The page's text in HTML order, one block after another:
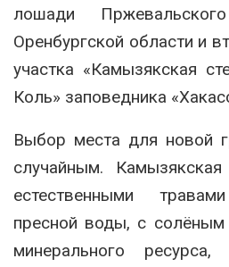
лошади
Оренбургской области и
участка «Камызякская
Коль» заповедника
Выбор места для новой
случайным.
естественными
пресной воды, с
минерального ресурса,